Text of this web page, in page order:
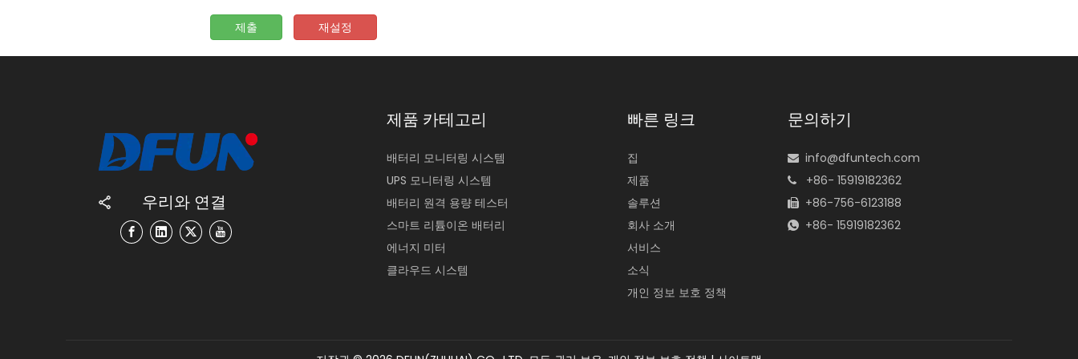
제출 재설정
우리와 연결
제품 카테고리
배터리 모니터링 시스템
UPS 모니터링 시스템
배터리 원격 용량 테스터
스마트 리튬이온 배터리
에너지 미터
클라우드 시스템
빠른 링크
집
제품
솔루션
회사 소개
서비스
소식
개인 정보 보호 정책
문의하기
 info@dfuntech.com
 +86- 15919182362
 +86-756-6123188
 +86- 15919182362